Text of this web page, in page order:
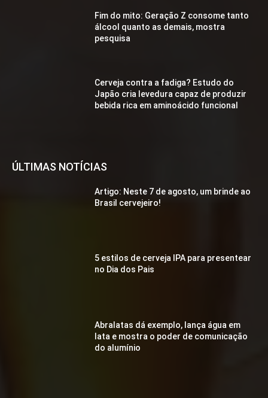
Fim do mito: Geração Z consome tanto
álcool quanto as demais, mostra
pesquisa
Cerveja contra a fadiga? Estudo do
Japão cria levedura capaz de produzir
bebida rica em aminoácido funcional
ÚLTIMAS NOTÍCIAS
Artigo: Neste 7 de agosto, um brinde ao
Brasil cervejeiro!
5 estilos de cerveja IPA para presentear
no Dia dos Pais
Abralatas dá exemplo, lança água em
lata e mostra o poder de comunicação
do alumínio